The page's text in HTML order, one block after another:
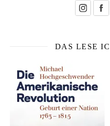
DAS LESE